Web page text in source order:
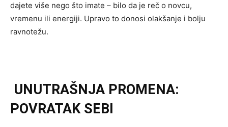
dajete više nego što imate – bilo da je reč o novcu,
vremenu ili energiji. Upravo to donosi olakšanje i bolju
ravnotežu.
UNUTRAŠNJA PROMENA:
POVRATAK SEBI